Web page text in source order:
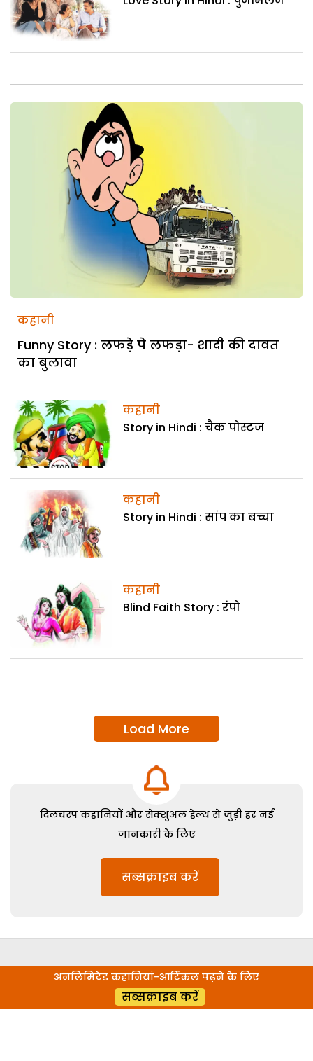
कहानी
Funny Story : लफड़े पे लफड़ा- शादी की दावत
का बुलावा
कहानी
Story in Hindi : चैक पोस्टज
कहानी
Story in Hindi : सांप का बच्चा
कहानी
Blind Faith Story : रंपो
Load More
दिलचस्प कहानियों और सेक्शुअल हेल्थ से जुड़ी हर नई
जानकारी के लिए
सब्सक्राइब करें
अनलिमिटेड कहानियां-आर्टिकल पढ़ने के लिए
सब्सक्राइब करें